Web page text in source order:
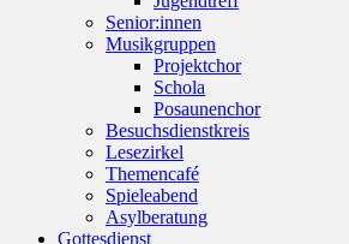
Senior:innen
Musikgruppen
Projektchor
Schola
Posaunenchor
Besuchsdienstkreis
Lesezirkel
Themencafé
Spieleabend
Asylberatung
Gottesdienst